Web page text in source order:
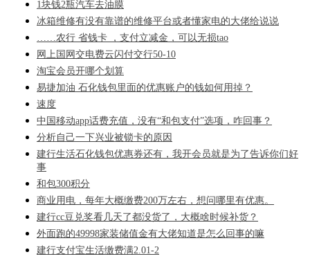
1块钱2瓶汽车去油膜
冰箱维修有没有靠谱的维修平台或者懂家电的大佬给说说
……农行 省钱卡 ，支付立减金，可以无损tao
网上国网交电费云闪付交行50-10
淘宝会员开哪个划算
易捷加油 石化钱包里面的优惠账户的钱如何用掉？
速度
中国移动app话费充值，没有“和包支付”选项，咋回事？
分析自己一下兴业被锁卡的原因
建行生活石化钱包优惠券还有，我开会员就是为了告诉你们好
事
和包300积分
商业用电，每年大概缴费200万左右，想问哪里有优惠。
建行cc豆兑奖看几天了都没货了，大概啥时候补货？
外面跑的49998家装储值金有大佬知道是怎么回事的嘛
建行支付宝生活缴费满2.01-2